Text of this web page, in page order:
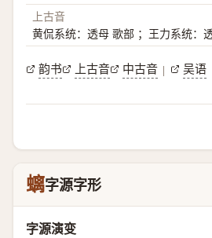
上古音
黄侃系统：透母 歌部 ；王力系统：
韵书 上古音 中古音 | 吴语
螭字源字形
字源演变